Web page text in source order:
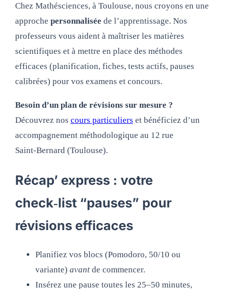
Chez Mathésciences, à Toulouse, nous croyons en une
approche personnalisée de l’apprentissage. Nos
professeurs vous aident à maîtriser les matières
scientifiques et à mettre en place des méthodes
efficaces (planification, fiches, tests actifs, pauses
calibrées) pour vos examens et concours.
Besoin d’un plan de révisions sur mesure ?
Découvrez nos cours particuliers et bénéficiez d’un
accompagnement méthodologique au 12 rue
Saint‑Bernard (Toulouse).
Récap’ express : votre
check‑list “pauses” pour
révisions efficaces
Planifiez vos blocs (Pomodoro, 50/10 ou
variante) avantde commencer.
Insérez une pause toutes les 25–50 minutes,